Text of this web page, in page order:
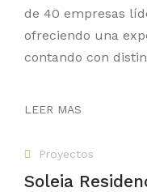
de 40 empresas
ofreciendo una
contando con
LEER MAS
Proyectos
Soleia